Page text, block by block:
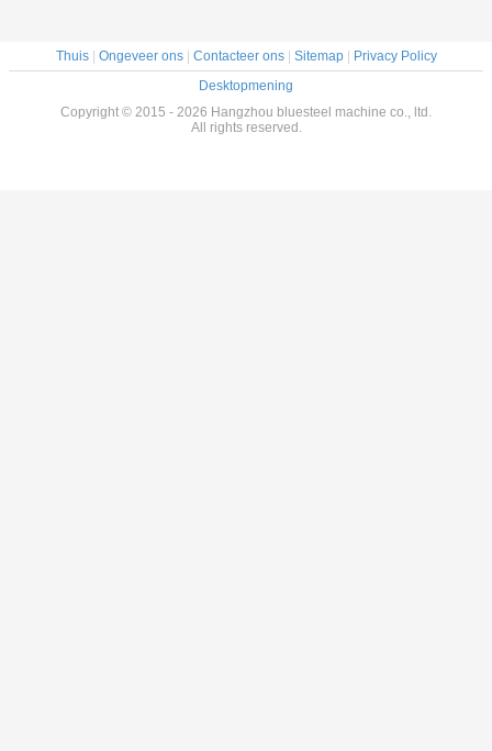
Thuis| Ongeveer ons| Contacteer ons| Sitemap|
Privacy Policy
Desktopmening
Copyright © 2015 - 2026 Hangzhou bluesteel machine co., ltd.
All rights reserved.